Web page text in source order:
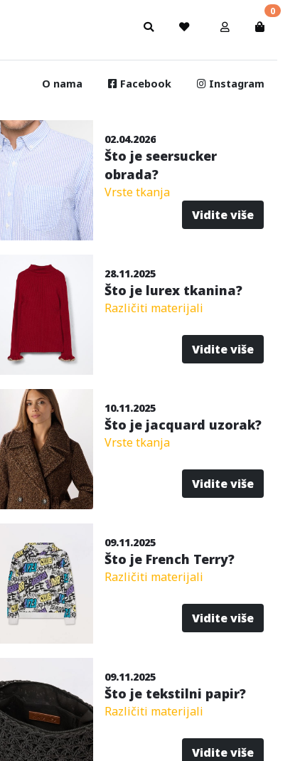
0
O nama Facebook Instagram
02.04.2026
Što je seersucker
obrada?
Vrste tkanja
Vidite više
28.11.2025
Što je lurex tkanina?
Različiti materijali
Vidite više
10.11.2025
Što je jacquard uzorak?
Vrste tkanja
Vidite više
09.11.2025
Što je French Terry?
Različiti materijali
Vidite više
09.11.2025
Što je tekstilni papir?
Različiti materijali
Vidite više